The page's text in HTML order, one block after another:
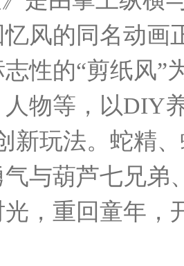
风的同名动画
性的“剪纸风”
物等，以DIY
新玩法。蛇精
与葫芦七兄弟
，重回童年，